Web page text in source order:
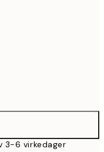
3-6 virkedager